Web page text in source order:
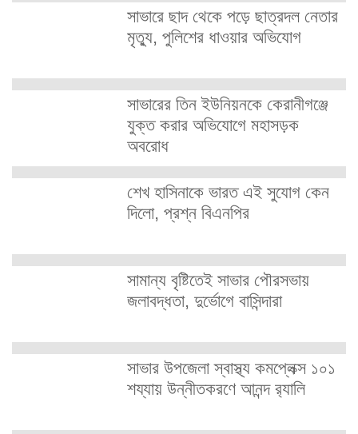
সাভারে ছাদ থেকে পড়ে ছাত্রদল নেতার
মৃত্যু, পুলিশের ধাওয়ার অভিযোগ
সাভারের তিন ইউনিয়নকে কেরানীগঞ্জে
যুক্ত করার অভিযোগে মহাসড়ক
অবরোধ
শেখ হাসিনাকে ভারত এই সুযোগ কেন
দিলো, প্রশ্ন বিএনপির
সামান্য বৃষ্টিতেই সাভার পৌরসভায়
জলাবদ্ধতা, দুর্ভোগে বাসিন্দারা
সাভার উপজেলা স্বাস্থ্য কমপ্লেক্স ১০১
শয্যায় উন্নীতকরণে আনন্দ র‍্যালি